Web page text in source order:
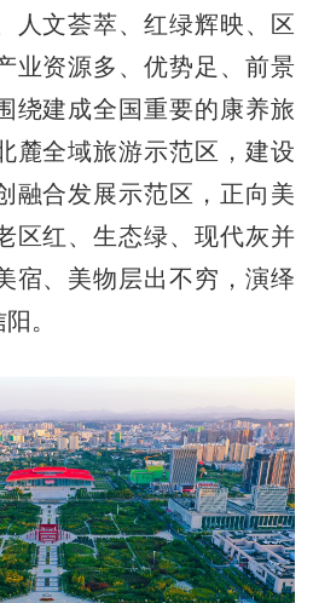
文荟萃、红绿辉映、区
业资源多、优势足、前景
绕建成全国重要的康养旅
麓全域旅游示范区，建设
融合发展示范区，正向美
区红、生态绿、现代灰并
宿、美物层出不穷，演绎
。